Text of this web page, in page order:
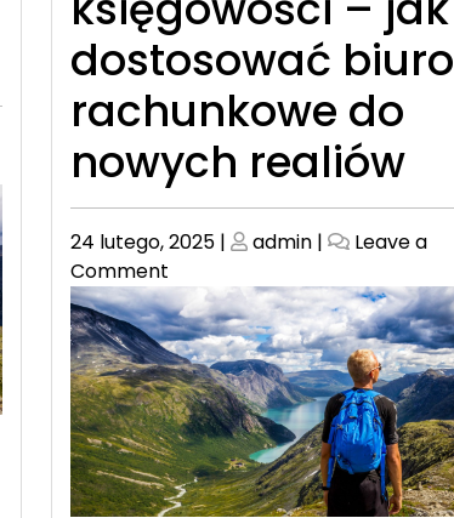
dostosować biuro
rachunkowe do
nowych realiów
Posted
on
24 lutego, 2025| Posted
admin|
Leave a
Commenton
Przyszłość
księgowości
–
jak
dostosować
biuro
rachunkowe
do